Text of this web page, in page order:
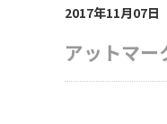
2017年11月07日
アットマ